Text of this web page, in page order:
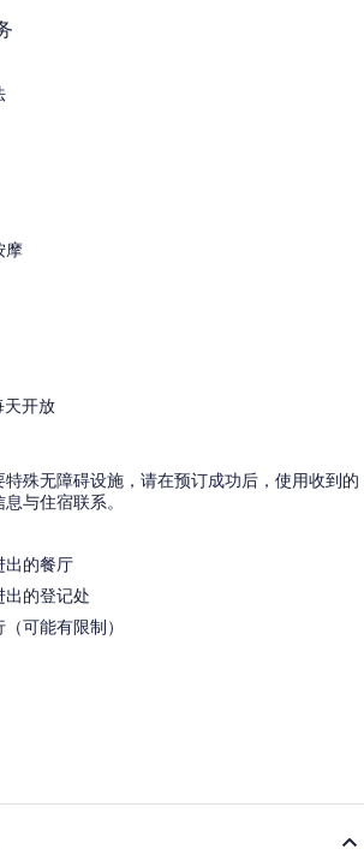
摩
天开放
特殊无障碍设施，请在预订成功后，使用收到的
与住宿联系。
出的餐厅
出的登记处
可能有限制）